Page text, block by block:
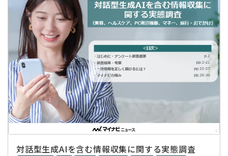
対話型生成AIを含む情報収集に​関する実態調査